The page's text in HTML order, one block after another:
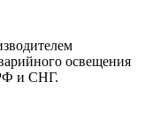
освещения
и СНГ.